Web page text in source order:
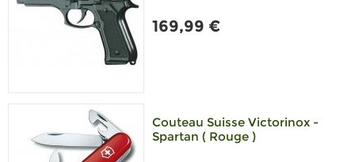
169,99 €
Couteau Suisse Victorinox -
Spartan ( Rouge )